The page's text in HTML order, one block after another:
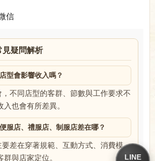
信
見疑問解析
型會影響收入嗎？
不同店型的客群、節數與工作要求不
入也會有所差異。
服店、禮服店、制服店差在哪？
差在穿著規範、互動方式、消費模
群與店家定位。
LINE